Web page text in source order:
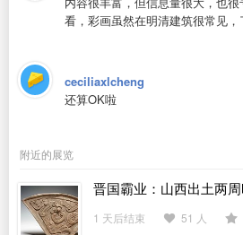
看，彩画虽然在明清建筑很常见，
ceciliaxlcheng
还算OK啦
附近的展览
晋国霸业：山西出土两
1 天后结束 51 人